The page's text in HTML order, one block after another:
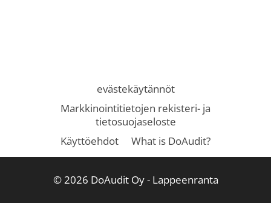
evästekäytännöt
Markkinointitietojen rekisteri- ja
tietosuojaseloste
Käyttöehdot
What is DoAudit?
© 2026 DoAudit Oy - Lappeenranta